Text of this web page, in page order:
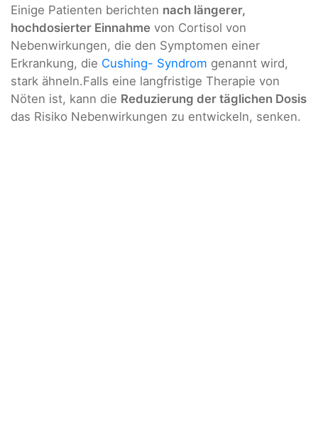
Einige Patienten berichten nach längerer,
hochdosierter Einnahme von Cortisol von
Nebenwirkungen, die den Symptomen einer
Erkrankung, die Cushing- Syndrom genannt wird,
stark ähneln.Falls eine langfristige Therapie von
Nöten ist, kann die Reduzierung der täglichen Dosis
das Risiko Nebenwirkungen zu entwickeln, senken.